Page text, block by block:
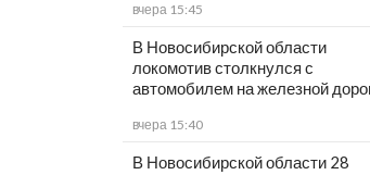
вчера 15:45
В Новосибирской области
локомотив столкнулся с
автомобилем на железной
вчера 15:40
В Новосибирской области 28